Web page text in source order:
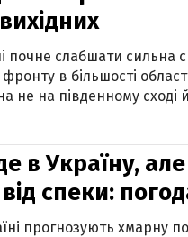
почне слабшати сильна
в більшості
не на південному сході
в Україну, але
спеки:
прогнозують хмарну